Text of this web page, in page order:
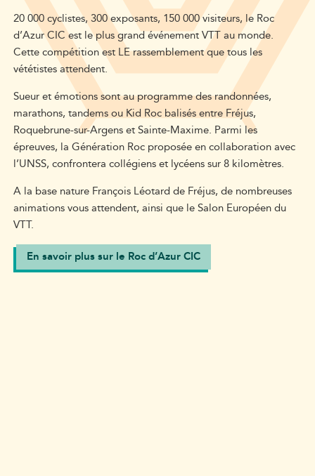
20 000 cyclistes, 300 exposants, 150 000 visiteurs, le Roc
d’Azur CIC est le plus grand événement VTT au monde.
Cette compétition est LE rassemblement que tous les
vététistes attendent.
Sueur et émotions sont au programme des randonnées,
marathons, tandems ou Kid Roc balisés entre Fréjus,
Roquebrune-sur-Argens et Sainte-Maxime. Parmi les
épreuves, la Génération Roc proposée en collaboration avec
l’UNSS, confrontera collégiens et lycéens sur 8 kilomètres.
A la base nature François Léotard de Fréjus, de nombreuses
animations vous attendent, ainsi que le Salon Européen du
VTT.
En savoir plus sur le Roc d’Azur CIC